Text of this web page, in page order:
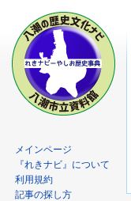
メインページ
『れきナビ』について
利用規約
記事の探し方